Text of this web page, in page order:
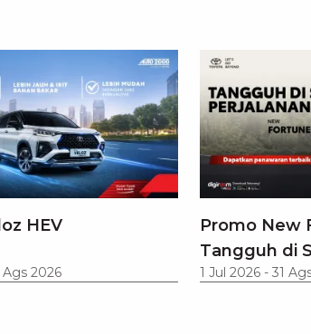
HEV
Ags 2026
Promo New
Tangguh di
1 Jul 2026 - 31